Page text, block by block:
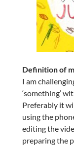
Definition of
I am
‘something’
Preferably it
using the
editing the
preparing the